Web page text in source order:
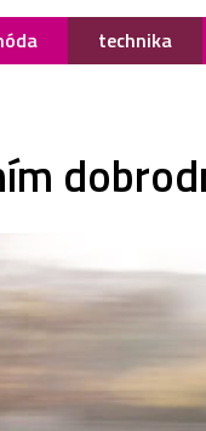
technika